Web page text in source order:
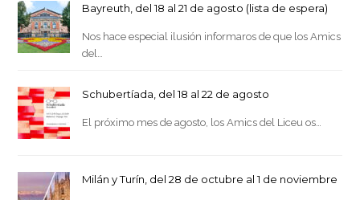
Bayreuth, del 18 al 21 de agosto (lista de espera)
Nos hace especial ilusión informaros de que los Amics
del…
Schubertíada, del 18 al 22 de agosto
El próximo mes de agosto, los Amics del Liceu os…
Milán y Turín, del 28 de octubre al 1 de noviembre